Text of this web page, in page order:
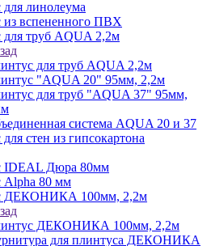
линолеума
из вспененного ПВХ
для труб AQUA 2,2м
для труб AQUA 2,2м
"AQUA 20" 95мм, 2,2м
для труб "AQUA 37" 95мм,
система AQUA 20 и 37
стен из гипсокартона
IDEAL Дюра 80мм
Alpha 80 мм
ДЕКОНИКА 100мм, 2,2м
ДЕКОНИКА 100мм, 2,2м
для плинтуса ДЕКОНИКА